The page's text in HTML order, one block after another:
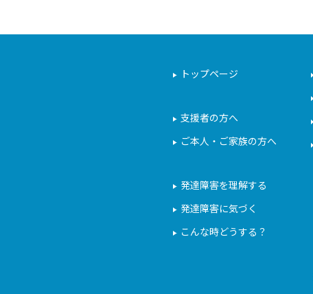
トップページ
支援者の方へ
ご本人・ご家族の方へ
発達障害を理解する
発達障害に気づく
こんな時どうする？